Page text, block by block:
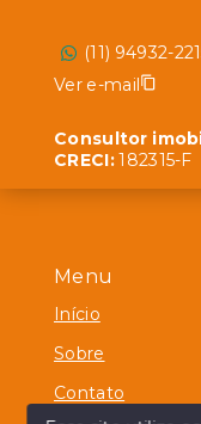
Menu
Início
Sobre
Contato
(11) 94932-
Ver e-mail
Consultor
CRECI:182315-F